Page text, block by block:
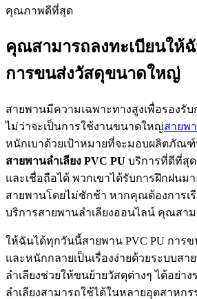
คุณภาพดีที่สุด
คุณสามารถลงทะเบียนให้
การขนส่งวัสดุขนาดใหญ่
สายพานมีความเฉพาะทางสูงเพื่อรองรั
ไม่ว่าจะเป็นการใช้งานขนาดใหญ่สายพ
หนักเบาด้วยเป้าหมายที่จะมอบผลิตภัณ
สายพานลำเลียง PVC PU บริการที่ดีที่สุ
และเชื่อถือได้ พวกเขาได้รับการฝึกฝนม
สายพานโดยไม่ชักช้า หากคุณต้องการเรี
บริการสายพานลำเลียงออนไลน์ คุณสาม
ให้ฉันได้ทุกวันนี้สายพาน PVC PU การ
และหนักกลายเป็นเรื่องง่ายด้วยระบบสา
ลำเลียงช่วยให้ขนย้ายวัสดุต่างๆ ได้อย่าง
ลำเลียงสามารถใช้ได้ในหลายอุตสาหกร